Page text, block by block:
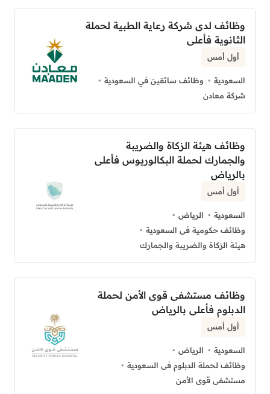
وظائف لدى شركة رعاية الطبية لحملة
الثانوية فأعلى
أول أمس
السعودية
وظائف سائقين في السعودية
شركة معادن
وظائف هيئة الزكاة والضريبة
والجمارك لحملة البكالوريوس فأعلى
بالرياض
أول أمس
السعودية
الرياض
وظائف حكومية فى السعودية
هيئة الزكاة والضريبة والجمارك
وظائف مستشفى قوى الأمن لحملة
الدبلوم فأعلى بالرياض
أول أمس
السعودية
الرياض
وظائف لحملة الدبلوم فى السعودية
مستشفى قوى الأمن